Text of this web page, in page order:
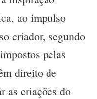
ao impulso
criador, segundo
pelas
direito de
as criações do